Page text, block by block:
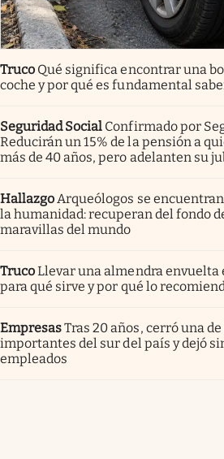
Truco Qué significa encontrar una
coche y por qué es fundamental
Seguridad Social Confirmado por
Reducirán un 15% de la pensión a
más de 40 años, pero adelanten su
Hallazgo Arqueólogos se
la humanidad: recuperan del fondo
maravillas del mundo
TrucoLlevar una almendra envuelta
para qué sirve y por qué lo
EmpresasTras 20 años, cerró una
importantes del sur del país y dejó
empleados